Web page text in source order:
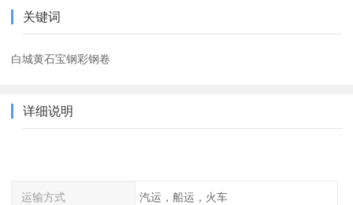
关键词
白城黄石宝钢彩钢卷
详细说明
运输方式 汽运，船运，火车